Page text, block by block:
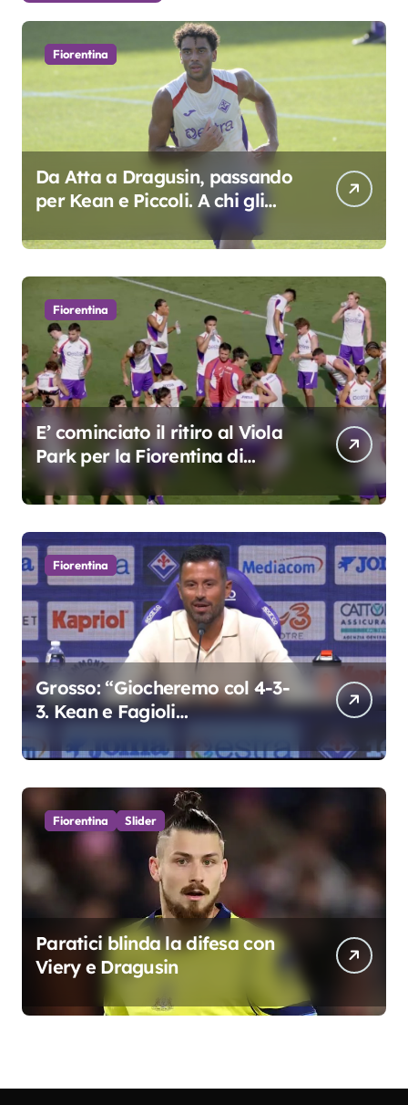
Fiorentina
Da Atta a Dragusin, passando
per Kean e Piccoli. A chi gli
oscar del precampionato?
Fiorentina
E’ cominciato il ritiro al Viola
Park per la Fiorentina di
Grosso
Fiorentina
Grosso: “Giocheremo col 4-3-
3. Kean e Fagioli
colpo”
Fiorentina Slider
Paratici blinda la difesa con
Viery e Dragusin